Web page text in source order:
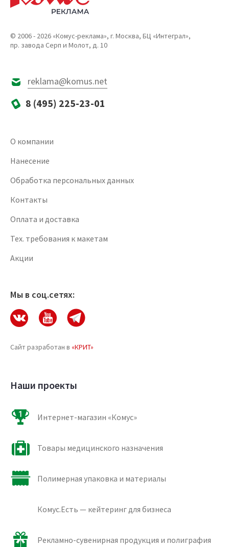
© 2006 - 2026 «Комус-реклама», г. Москва, БЦ «Интеграл»,
пр. завода Серп и Молот, д. 10
reklama@komus.net
8 (495) 225-23-01
О компании
Нанесение
Обработка персональных данных
Контакты
Оплата и доставка
Тех. требования к макетам
Акции
Мы в соц.сетях:
Сайт разработан в «КРИТ»
Наши проекты
Интернет-магазин «Комус»
Товары медицинского назначения
Полимерная упаковка и материалы
Комус.Есть — кейтеринг для бизнеса
Рекламно-сувенирная продукция и полиграфия